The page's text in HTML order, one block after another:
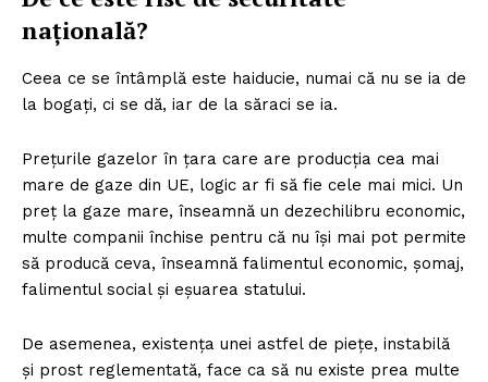
Un proiect
FREEDOM HOUSE ROMÂNIA
națională?
Ceea ce se întâmplă este haiducie, numai că nu se ia de
la bogați, ci se dă, iar de la săraci se ia.
Prețurile gazelor în țara care are producția cea mai
mare de gaze din UE, logic ar fi să fie cele mai mici. Un
preț la gaze mare, înseamnă un dezechilibru economic,
multe companii închise pentru că nu își mai pot permite
să producă ceva, înseamnă falimentul economic, șomaj,
falimentul social și eșuarea statului.
De asemenea, existența unei astfel de piețe, instabilă
și prost reglementată, face ca să nu existe prea multe